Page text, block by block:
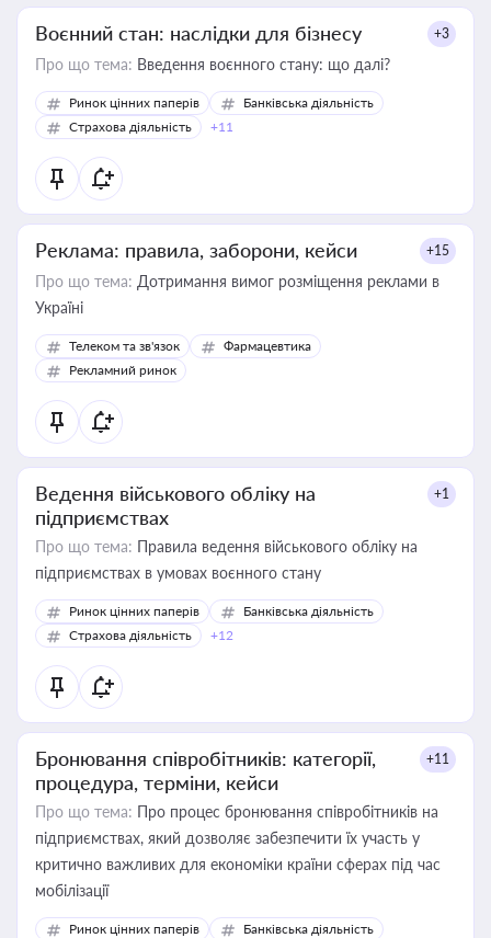
Воєнний стан: наслідки для бізнесу +3
Про що тема: Введення воєнного стану: що далі?
Ринок цінних паперів
Банківська діяльність
Страхова діяльність
+11
Реклама: правила, заборони, кейси +15
Про що тема: Дотримання вимог розміщення реклами в
Україні
Телеком та зв'язок
Фармацевтика
Рекламний ринок
Ведення військового обліку на
підприємствах
+1
Про що тема: Правила ведення військового обліку на
підприємствах в умовах воєнного стану
Ринок цінних паперів
Банківська діяльність
Страхова діяльність
+12
Бронювання співробітників: категорії,
процедура, терміни, кейси
+11
Про що тема: Про процес бронювання співробітників на
підприємствах, який дозволяє забезпечити їх участь у
критично важливих для економіки країни сферах під час
мобілізації
Ринок цінних паперів
Банківська діяльність